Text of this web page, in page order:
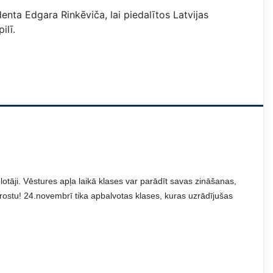
Edgara Rinkēviča, lai piedalītos Latvijas
Vēstures apļa laikā klases var parādīt savas zināšanas,
24.novembrī tika apbalvotas klases, kuras uzrādījušas